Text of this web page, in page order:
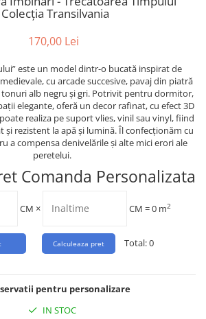
Transilvania
170,00 Lei
este un model dintr-o bucată inspirat de
cu arcade succesive, pavaj din piatră
tonuri alb negru și gri. Potrivit pentru dormitor,
elegante, oferă un decor rafinat, cu efect 3D
realiza pe suport vlies, vinil sau vinyl, fiind
și rezistent la apă și lumină. Îl confecționăm cu
a compensa denivelările și alte mici erori ale
peretelui.
Comanda Personalizata
CM × CM =0 m2
Total:0
pentru personalizare
IN STOC